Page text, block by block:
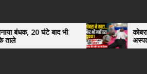
the
content
बाद भी
कोबरा ने काटा तो उसी
अस्पताल पहुंचा युवक,
भी रह गए हैरान